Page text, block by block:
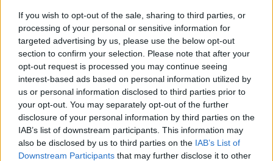
If you wish to opt-out of the sale, sharing to third parties, or
processing of your personal or sensitive information for
targeted advertising by us, please use the below opt-out
section to confirm your selection. Please note that after your
opt-out request is processed you may continue seeing
interest-based ads based on personal information utilized by
us or personal information disclosed to third parties prior to
your opt-out. You may separately opt-out of the further
disclosure of your personal information by third parties on the
IAB’s list of downstream participants. This information may
also be disclosed by us to third parties on the IAB’s List of
Downstream Participants that may further disclose it to other